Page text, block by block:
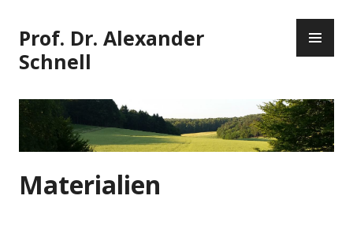
Inhalt
springen
Prof. Dr. Alexander
Schnell
Materialien